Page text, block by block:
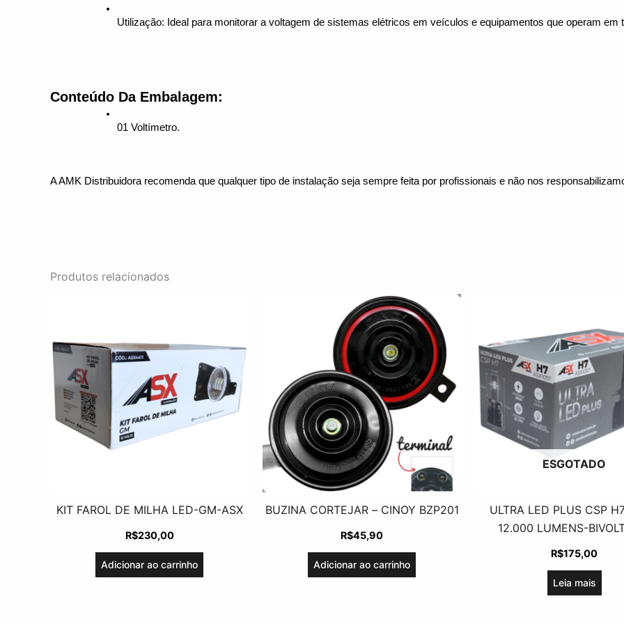
Utilização: Ideal para monitorar a voltagem de sistemas elétricos em veículos e equipamentos que operam em
Conteúdo Da Embalagem:
01 Voltímetro.
A AMK Distribuidora recomenda que qualquer tipo de instalação seja sempre feita por profissionais e não nos
Produtos relacionados
KIT FAROL DE MILHA LED-GM-ASX
R$230,00
Adicionar ao carrinho
BUZINA CORTEJAR – CINOY BZP201
R$45,90
Adicionar ao carrinho
ESGOTADO
ULTRA LED PLUS CSP
12.000 LUMENS-
R$175,00
Leia mais